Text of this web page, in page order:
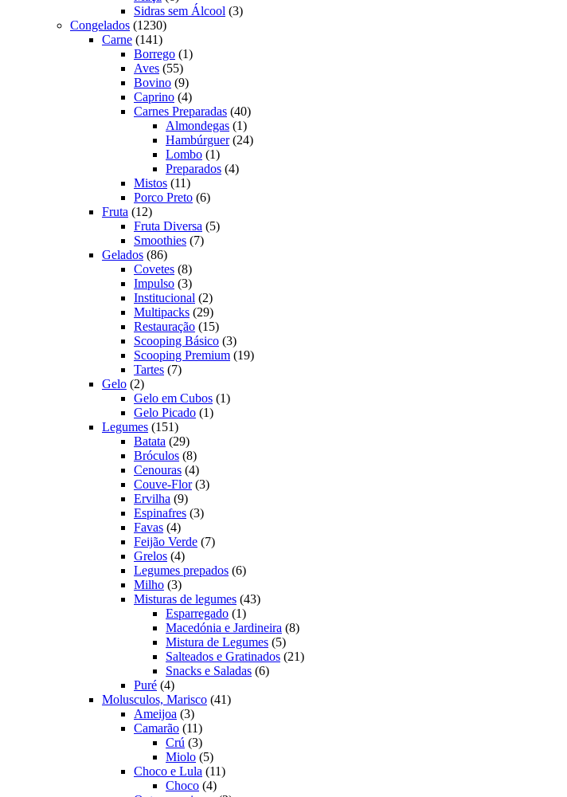
produtos
Sidras sem Álcool 33
Congelados 12301230
produtos
Carne 141141
produtos
Borrego 11
Aves 5555
produtos
Bovino 99
produtos
Caprino 44
produtos
Carnes Preparadas 4040
produtos
Almondegas 11
produto
Hambúrguer 2424
Lombo 11
produto
Preparados 44
Mistos 1111
produtos
Porco Preto 66
Fruta 1212
produtos
Fruta Diversa 55
Smoothies 77
Gelados 8686
produtos
Covetes 88
produtos
Impulso 33
produtos
Institucional 22
produtos
Multipacks 2929
produtos
Restauração 1515
produtos
Scooping Básico 33
produtos
Scooping Premium 1919
Tartes 77
Gelo 22
produtos
Gelo em Cubos 11
Gelo Picado 11
Legumes 151151
produtos
Batata 2929
produtos
Bróculos 88
produtos
Cenouras 44
produtos
Couve-Flor 33
Ervilha 99
produtos
Espinafres 33
Favas 44
produtos
Feijão Verde 77
Grelos 44
produtos
Legumes prepados 66
Milho 33
produtos
Misturas de legumes 4343
Esparregado 11
produto
Macedónia e Jardineira 88
Mistura de Legumes 55
produtos
Salteados e Gratinados 2121
Snacks e Saladas 66
Puré 44
produtos
Molusculos, Marisco 4141
Ameijoa 33
produtos
Camarão 1111
produtos
Crú 33
produtos
Miolo 55
produtos
Choco e Lula 1111
Choco 44